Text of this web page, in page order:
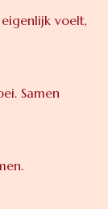
voelt,
Samen